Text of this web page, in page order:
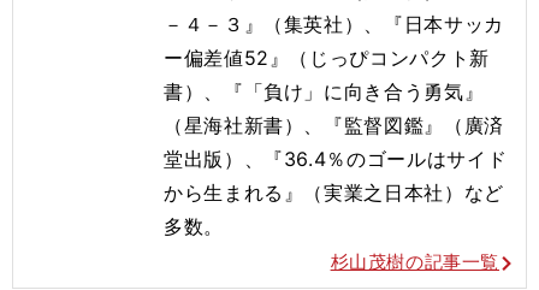
－４－３』（集英社）、『日本サッカ
ー偏差値52』（じっぴコンパクト新
書）、『「負け」に向き合う勇気』
（星海社新書）、『監督図鑑』（廣済
堂出版）、『36.4％のゴールはサイド
から生まれる』（実業之日本社）など
多数。
杉山茂樹の記事一覧